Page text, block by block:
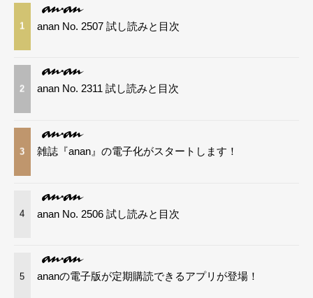
1 anan No. 2507 試し読みと目次
2 anan No. 2311 試し読みと目次
3 雑誌『anan』の電子化がスタートします！
4 anan No. 2506 試し読みと目次
5 ananの電子版が定期購読できるアプリが登場！